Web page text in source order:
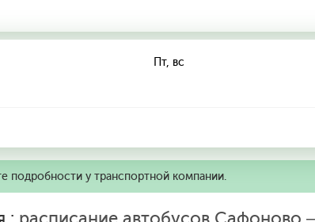
Пт, вс
подробности у транспортной компании.